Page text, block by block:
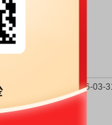
持股市值